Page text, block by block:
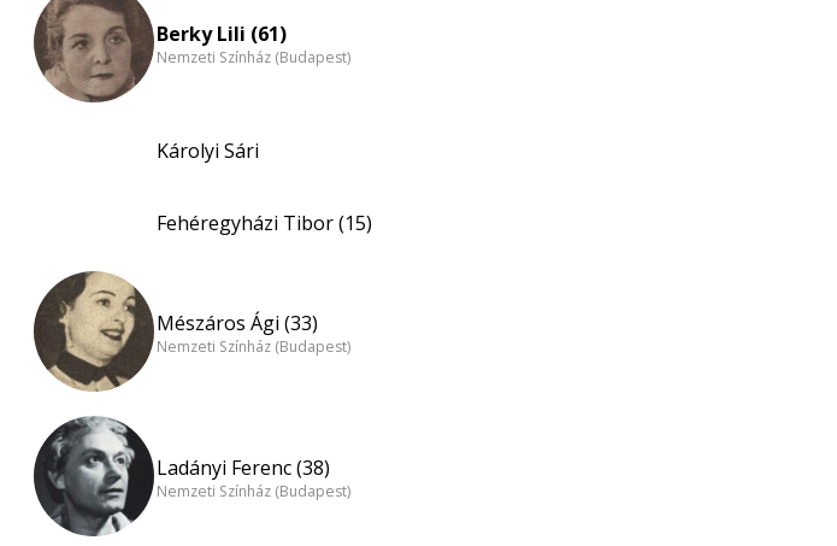
Berky Lili (61)
Nemzeti Színház (Budapest)
Károlyi Sári
Fehéregyházi Tibor (15)
Mészáros Ági (33)
Nemzeti Színház (Budapest)
Ladányi Ferenc (38)
Nemzeti Színház (Budapest)